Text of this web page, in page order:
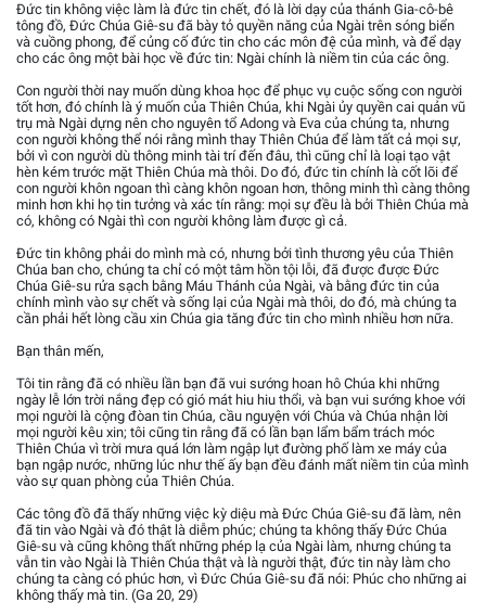
Đức tin không việc làm là đức tin chết, đó là lời dạy của thánh Gia-cô-bê
tông đồ, Đức Chúa Giê-su đã bày tỏ quyền năng của Ngài trên sóng biển
và cuồng phong, để củng cố đức tin cho các môn đệ của mình, và để dạy
cho các ông một bài học về đức tin: Ngài chính là niềm tin của các ông.
Con người thời nay muốn dùng khoa học để phục vụ cuộc sống con người
tốt hơn, đó chính là ý muốn của Thiên Chúa, khi Ngài ủy quyền cai quản vũ
trụ mà Ngài dựng nên cho nguyên tổ Adong và Eva của chúng ta, nhưng
con người không thể nói rằng mình thay Thiên Chúa để làm tất cả mọi sự,
bởi vì con người dù thông minh tài trí đến đâu, thì cũng chỉ là loại tạo vật
hèn kém trước mặt Thiên Chúa mà thôi. Do đó, đức tin chính là cốt lõi để
con người khôn ngoan thì càng khôn ngoan hơn, thông minh thì càng thông
minh hơn khi họ tin tưởng và xác tín rằng: mọi sự đều là bởi Thiên Chúa mà
có, không có Ngài thì con người không làm được gì cả.
Đức tin không phải do mình mà có, nhưng bởi tình thương yêu của Thiên
Chúa ban cho, chúng ta chỉ có một tâm hồn tội lỗi, đã được được Đức
Chúa Giê-su rửa sạch bằng Máu Thánh của Ngài, và bằng đức tin của
chính mình vào sự chết và sống lại của Ngài mà thôi, do đó, mà chúng ta
cần phải hết lòng cầu xin Chúa gia tăng đức tin cho mình nhiều hơn nữa.
Bạn thân mến,
Tôi tin rằng đã có nhiều lần bạn đã vui sướng hoan hô Chúa khi những
ngày lễ lớn trời nắng đẹp có gió mát hiu hiu thổi, và bạn vui sướng khoe với
mọi người là cộng đòan tin Chúa, cầu nguyện với Chúa và Chúa nhận lời
mọi người kêu xin; tôi cũng tin rằng đã có lần bạn lẩm bẩm trách móc
Thiên Chúa vì trời mưa quá lớn làm ngập lụt đường phố làm xe máy của
bạn ngập nước, những lúc như thế ấy bạn đều đánh mất niềm tin của mình
vào sự quan phòng của Thiên Chúa.
Các tông đồ đã thấy những việc kỳ diệu mà Đức Chúa Giê-su đã làm, nên
đã tin vào Ngài và đó thật là diễm phúc; chúng ta không thấy Đức Chúa
Giê-su và cũng không thất những phép lạ của Ngài làm, nhưng chúng ta
vẫn tin vào Ngài là Thiên Chúa thật và là người thật, đức tin này làm cho
chúng ta càng có phúc hơn, vì Đức Chúa Giê-su đã nói: Phúc cho những ai
không thấy mà tin. (Ga 20, 29)